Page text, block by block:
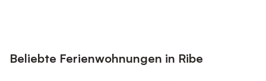
Beliebte Ferienwohnungen in Ribe